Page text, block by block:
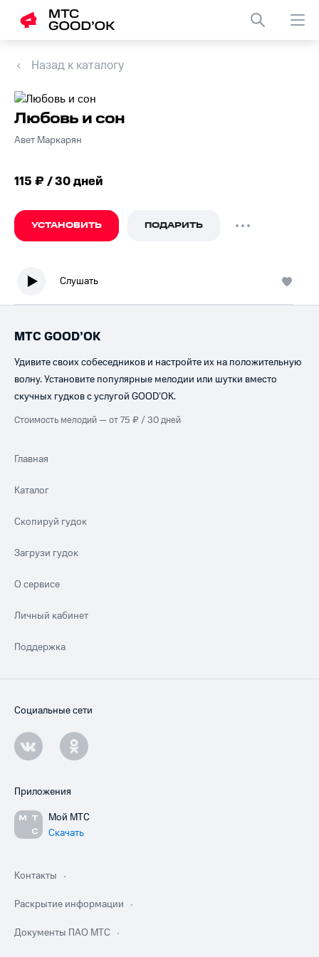
Назад к каталогу
Любовь и сон
Авет Маркарян
115 ₽ / 30 дней
УСТАНОВИТЬ ПОДАРИТЬ
Слушать
МТС GOOD’OK
Удивите своих собеседников и настройте их на положительную
волну. Установите популярные мелодии или шутки вместо
скучных гудков с услугой GOOD’OK.
Стоимость мелодий — от 75 ₽ / 30 дней
Главная
Каталог
Скопируй гудок
Загрузи гудок
О сервисе
Личный кабинет
Поддержка
Социальные сети
Приложения
Мой МТС
Скачать
Контакты
Раскрытие информации
Документы ПАО МТС